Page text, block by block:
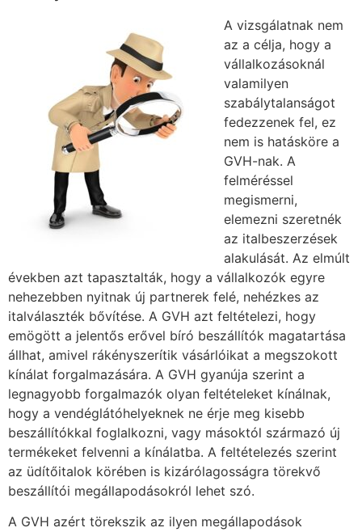
A vizsgálatnak nem
az a célja, hogy a
vállalkozásoknál
valamilyen
szabálytalanságot
fedezzenek fel, ez
nem is hatásköre a
GVH-nak. A
felméréssel
megismerni,
elemezni szeretnék
az italbeszerzések
alakulását. Az elmúlt
években azt tapasztalták, hogy a vállalkozók egyre
nehezebben nyitnak új partnerek felé, nehézkes az
italválaszték bővítése. A GVH azt feltételezi, hogy
emögött a jelentős erővel bíró beszállítók magatartása
állhat, amivel rákényszerítik vásárlóikat a megszokott
kínálat forgalmazására. A GVH gyanúja szerint a
legnagyobb forgalmazók olyan feltételeket kínálnak,
hogy a vendéglátóhelyeknek ne érje meg kisebb
beszállítókkal foglalkozni, vagy másoktól származó új
termékeket felvenni a kínálatba. A feltételezés szerint
az üdítőitalok körében is kizárólagosságra törekvő
beszállítói megállapodásokról lehet szó.
A GVH azért törekszik az ilyen megállapodások